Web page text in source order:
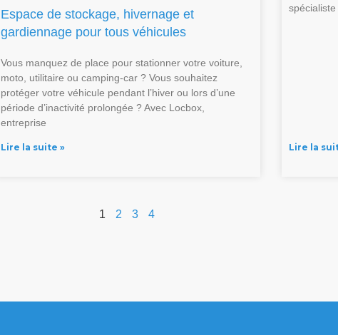
Espace de stockage, hivernage et
gardiennage pour tous véhicules
Vous manquez de place pour stationner votre voiture,
moto, utilitaire ou camping-car ? Vous souhaitez
protéger votre véhicule pendant l’hiver ou lors d’une
période d’inactivité prolongée ? Avec Locbox,
entreprise
Lire la suite » Lire la
1 2 3 4